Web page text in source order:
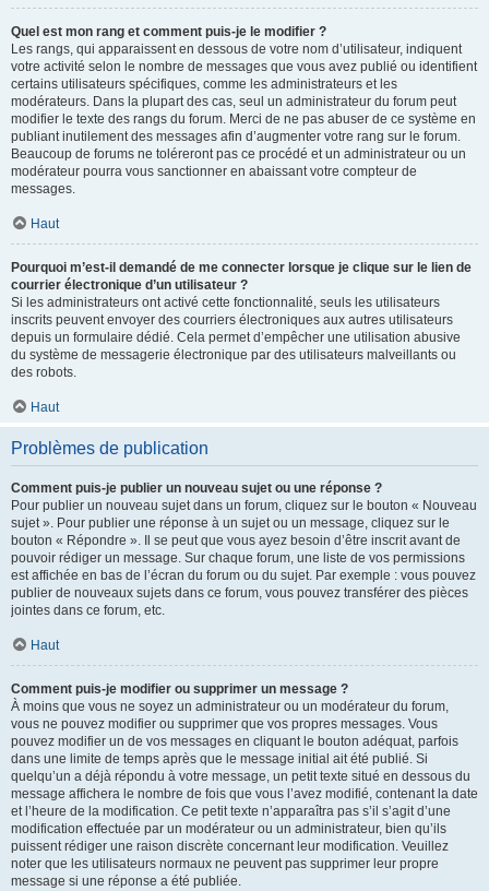
Quel est mon rang et comment puis-je le modifier ?
Les rangs, qui apparaissent en dessous de votre nom d’utilisateur, indiquent
votre activité selon le nombre de messages que vous avez publié ou identifient
certains utilisateurs spécifiques, comme les administrateurs et les
modérateurs. Dans la plupart des cas, seul un administrateur du forum peut
modifier le texte des rangs du forum. Merci de ne pas abuser de ce système en
publiant inutilement des messages afin d’augmenter votre rang sur le forum.
Beaucoup de forums ne toléreront pas ce procédé et un administrateur ou un
modérateur pourra vous sanctionner en abaissant votre compteur de
messages.
Haut
Pourquoi m’est-il demandé de me connecter lorsque je clique sur le lien de
courrier électronique d’un utilisateur ?
Si les administrateurs ont activé cette fonctionnalité, seuls les utilisateurs
inscrits peuvent envoyer des courriers électroniques aux autres utilisateurs
depuis un formulaire dédié. Cela permet d’empêcher une utilisation abusive
du système de messagerie électronique par des utilisateurs malveillants ou
des robots.
Haut
Problèmes de publication
Comment puis-je publier un nouveau sujet ou une réponse ?
Pour publier un nouveau sujet dans un forum, cliquez sur le bouton « Nouveau
sujet ». Pour publier une réponse à un sujet ou un message, cliquez sur le
bouton « Répondre ». Il se peut que vous ayez besoin d’être inscrit avant de
pouvoir rédiger un message. Sur chaque forum, une liste de vos permissions
est affichée en bas de l’écran du forum ou du sujet. Par exemple : vous pouvez
publier de nouveaux sujets dans ce forum, vous pouvez transférer des pièces
jointes dans ce forum, etc.
Haut
Comment puis-je modifier ou supprimer un message ?
À moins que vous ne soyez un administrateur ou un modérateur du forum,
vous ne pouvez modifier ou supprimer que vos propres messages. Vous
pouvez modifier un de vos messages en cliquant le bouton adéquat, parfois
dans une limite de temps après que le message initial ait été publié. Si
quelqu’un a déjà répondu à votre message, un petit texte situé en dessous du
message affichera le nombre de fois que vous l’avez modifié, contenant la date
et l’heure de la modification. Ce petit texte n’apparaîtra pas s’il s’agit d’une
modification effectuée par un modérateur ou un administrateur, bien qu’ils
puissent rédiger une raison discrète concernant leur modification. Veuillez
noter que les utilisateurs normaux ne peuvent pas supprimer leur propre
message si une réponse a été publiée.